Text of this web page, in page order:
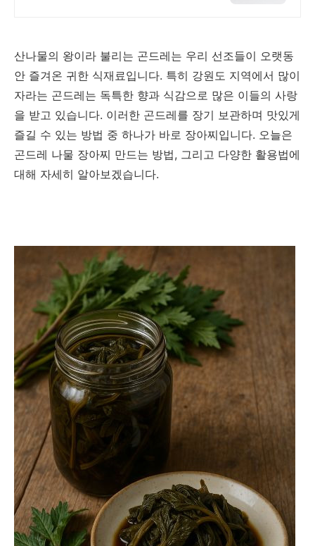
산나물의 왕이라 불리는 곤드레는 우리 선조들이 오랫동
안 즐겨온 귀한 식재료입니다. 특히 강원도 지역에서 많이
자라는 곤드레는 독특한 향과 식감으로 많은 이들의 사랑
을 받고 있습니다. 이러한 곤드레를 장기 보관하며 맛있게
즐길 수 있는 방법 중 하나가 바로 장아찌입니다. 오늘은
곤드레 나물 장아찌 만드는 방법, 그리고 다양한 활용법에
대해 자세히 알아보겠습니다.